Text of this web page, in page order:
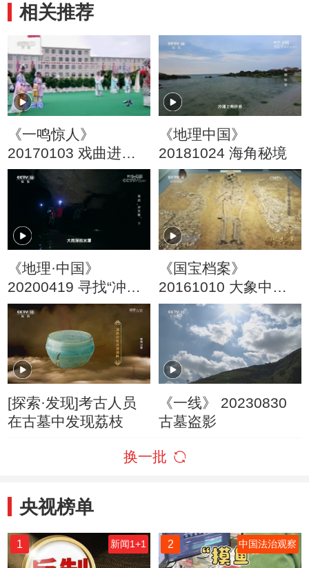
相关推荐
《一鸣惊人》
20170103 戏曲进校
园 走进延边（二）
《地理中国》
20181024 海角秘境
《地理·中国》
20200419 寻找“冲天
楼” 下
《国宝档案》
20161010 大象中原
——蚌龙的秘密
[探索·发现]考古人员
在古墓中发现荔枝
《一线》 20230830
古墓盗影
换一批
央视榜单
1 新闻1+1 2 中国法治观察